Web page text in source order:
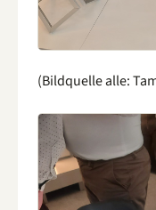
(Bildquelle alle: